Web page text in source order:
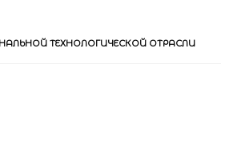
ТЕХНОЛОГИЧЕСКОЙ ОТРАСЛИ